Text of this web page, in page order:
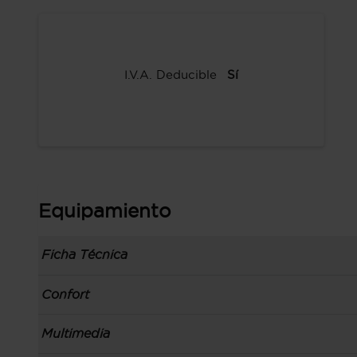
I.V.A. Deducible Sí
Equipamiento
Ficha Técnica
Información de la versión: número última lista
Carrocería tipo todoterreno con 5 puertas,
Confort
Toma/s de 12v en la zona de carga y los
Multimedia